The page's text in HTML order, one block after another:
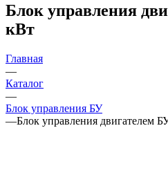
Блок управления
кВт
Главная
—
Каталог
—
Блок управления БУ
—Блок управления двигателем